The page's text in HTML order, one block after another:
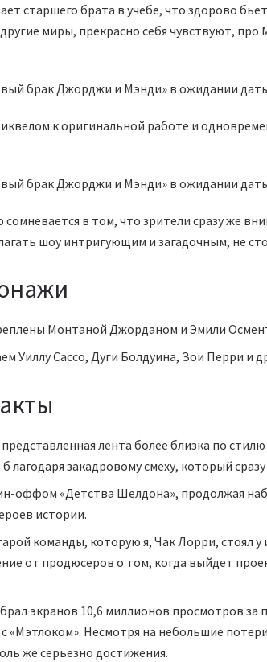
старшего брата в учебе, что здорово
миры, прекрасно себя чувствуют, про
к ​​оригинальной работе и
сомневается в том, что зрители сразу же
шоу интригующим и загадочным, не
Монтаной Джорданом и Эмили
Уиллу Сассо, Дуги Болдуина, Зои Перри и
лента более близка по
лагодаря закадровому смеху, который
оффом «Детства Шелдона», продолжая
истории.
команды, которую я, Чак Лорри, стоял
от продюсеров о том, когда выйдет
экранов 10,6 миллионов просмотров за
«Мэтлоком». Несмотря на небольшие
же серьезно достижения.